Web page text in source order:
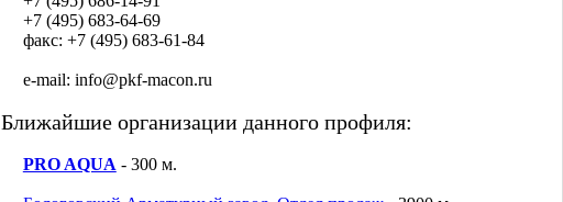
+7 (495) 683-64-69
факс: +7 (495) 683-61-84
e-mail: info@pkf-macon.ru
Ближайшие организации данного профиля:
PRO AQUA - 300 м.